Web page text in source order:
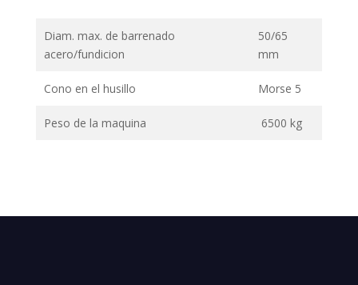
Diam. max. de barrenado
acero/fundicion
50/65
mm
Cono en el husillo Morse 5
Peso de la maquina 6500 kg